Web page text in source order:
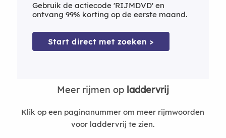
Gebruik de actiecode 'RIJMDVD' en
ontvang 99% korting op de eerste maand.
Start direct met zoeken >
Meer rijmen op laddervrij
Klik op een paginanummer om meer rijmwoorden
voor laddervrij te zien.